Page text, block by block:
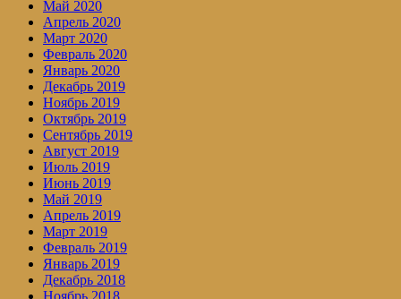
Май 2020
Апрель 2020
Март 2020
Февраль 2020
Январь 2020
Декабрь 2019
Ноябрь 2019
Октябрь 2019
Сентябрь 2019
Август 2019
Июль 2019
Июнь 2019
Май 2019
Апрель 2019
Март 2019
Февраль 2019
Январь 2019
Декабрь 2018
Ноябрь 2018